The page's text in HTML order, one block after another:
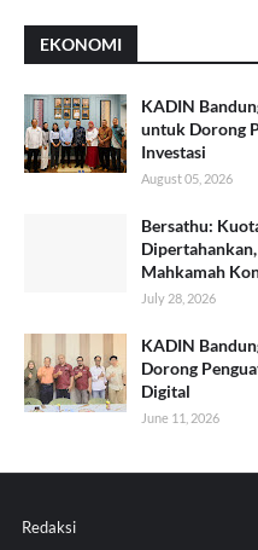
EKONOMI
KADIN
untuk Dorong
Investasi
August 05, 2026
Bersathu:
Mahkamah
July 28, 2026
KADIN
Dorong
Digital
June 11, 2026
Redaksi